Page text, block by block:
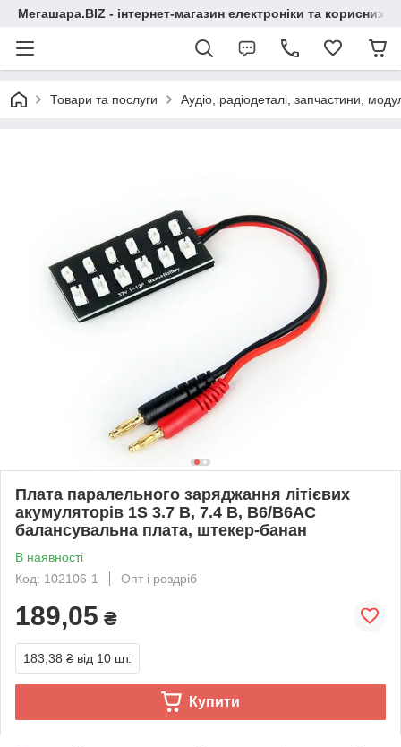
Мегашара.BIZ - інтернет-магазин електроніки та корисних
Товари та послуги Аудіо, радіодеталі, запчастини,
Плата паралельного заряджання літієвих
акумуляторів 1S 3.7 В, 7.4 В, B6/B6AC
балансувальна плата, штекер-банан
В наявності
Код: 102106-1
Опт і роздріб
189,05 ₴
183,38 ₴ від 10 шт.
Купити